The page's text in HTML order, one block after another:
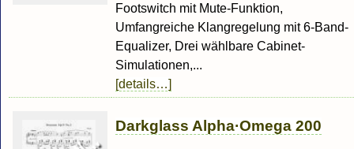
Footswitch mit Mute-Funktion,
Umfangreiche Klangregelung mit 6-Band-
Equalizer, Drei wählbare Cabinet-
Simulationen,...
[details…]
Darkglass Alpha·Omega 200